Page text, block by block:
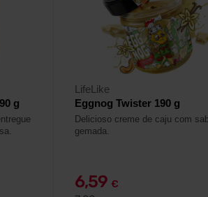
g
LifeLike
Eggnog Twister 190 g
Delicioso creme de caju com
gemada.
6,59 €